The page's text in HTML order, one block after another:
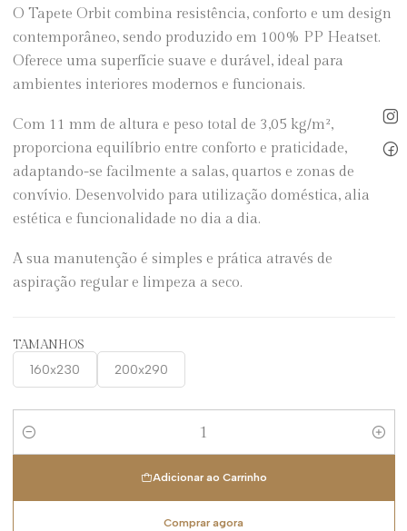
O Tapete Orbit combina resistência, conforto e um design
contemporâneo, sendo produzido em 100% PP Heatset.
Oferece uma superfície suave e durável, ideal para
ambientes interiores modernos e funcionais.
Com 11 mm de altura e peso total de 3,05 kg/m²,
proporciona equilíbrio entre conforto e praticidade,
adaptando-se facilmente a salas, quartos e zonas de
convívio. Desenvolvido para utilização doméstica, alia
estética e funcionalidade no dia a dia.
A sua manutenção é simples e prática através de
aspiração regular e limpeza a seco.
TAMANHOS
160x230 200x290
Quantidade
Adicionar ao Carrinho
Comprar agora